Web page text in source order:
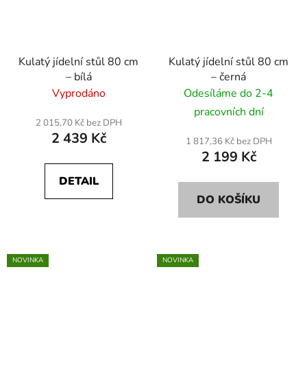
Kulatý jídelní stůl 80 cm
– bílá
Vyprodáno
2 015,70 Kč bez DPH
2 439 Kč
DETAIL
Kulatý jídelní stůl 80 cm
– černá
Odesíláme do 2-4
pracovních dní
1 817,36 Kč bez DPH
2 199 Kč
DO KOŠÍKU
NOVINKA NOVINKA